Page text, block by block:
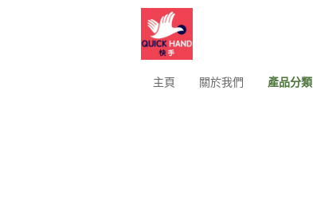
主頁 關於我們 產品分類